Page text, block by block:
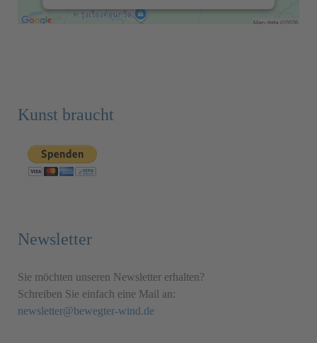
Kunst braucht
Newsletter
Sie möchten unseren Newsletter erhalten?
Schreiben Sie einfach eine Mail an:
newsletter@bewegter-wind.de